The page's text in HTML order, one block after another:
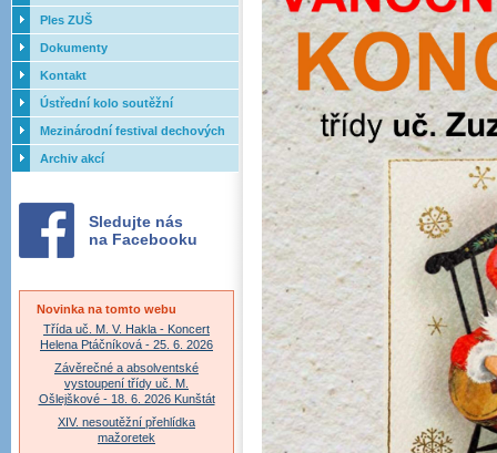
Ples ZUŠ
Dokumenty
Kontakt
Ústřední kolo soutěžní
přehlídky dechových orchestrů
ZUŠ - 2017
Mezinárodní festival dechových
orchestrů - Letovice
Archiv akcí
Sledujte nás
na Facebooku
Novinka na tomto webu
Třída uč. M. V. Hakla - Koncert
Helena Ptáčníková - 25. 6. 2026
Závěrečné a absolventské
vystoupení třídy uč. M.
Ošlejškové - 18. 6. 2026 Kunštát
XIV. nesoutěžní přehlídka
mažoretek